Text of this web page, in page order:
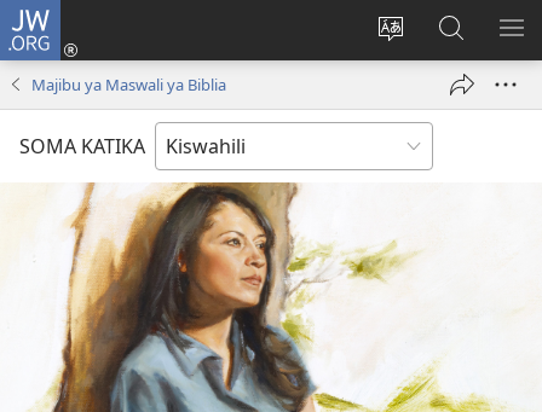
JW.ORG
Badili
tovuti
Ingia
(opens
Tafuta
Katika
JW.ORG
Majibu ya Maswali ya Biblia
SOMA KATIKA